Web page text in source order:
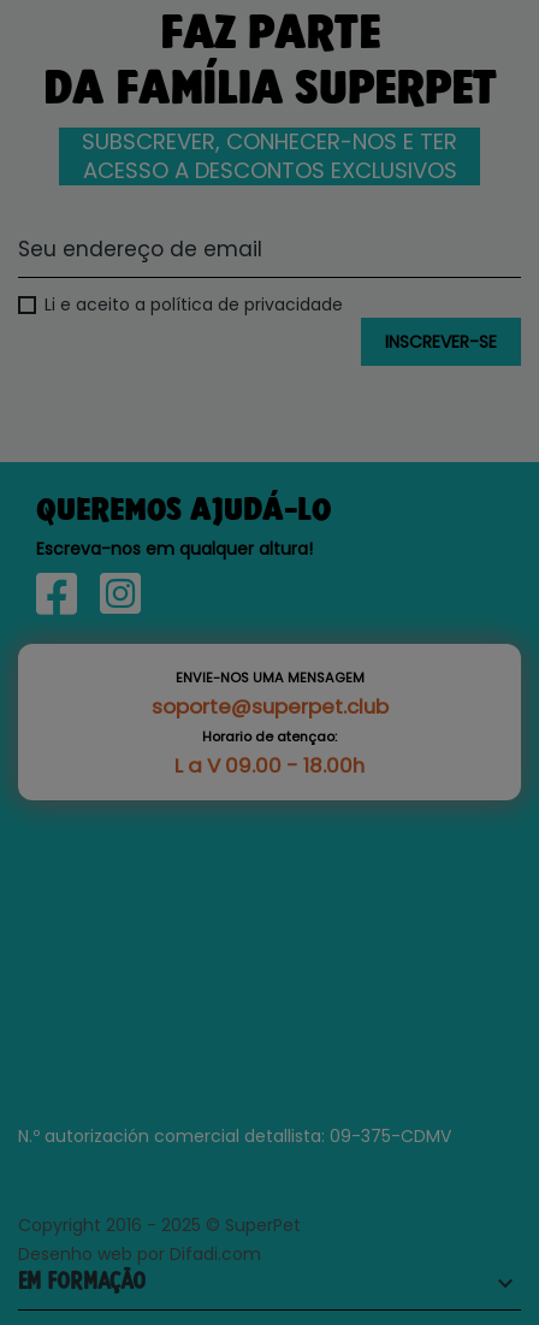
FAZ PARTE
DA FAMÍLIA SUPERPET
SUBSCREVER, CONHECER-NOS E TER
ACESSO A DESCONTOS EXCLUSIVOS
Li e aceito a política de privacidade
QUEREMOS AJUDÁ-LO
Escreva-nos em qualquer altura!
ENVIE-NOS UMA MENSAGEM
soporte@superpet.club
Horario de atençao:
L a V 09.00 - 18.00h
N.º autorización comercial detallista: 09-375-CDMV
Copyright 2016 - 2025 © SuperPet
Desenho web por Difadi.com
EM FORMAÇÃO keyboard_arrow_down